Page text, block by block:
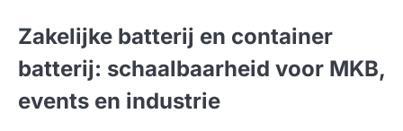
Zakelijke batterij en container
batterij: schaalbaarheid voor MKB,
events en industrie